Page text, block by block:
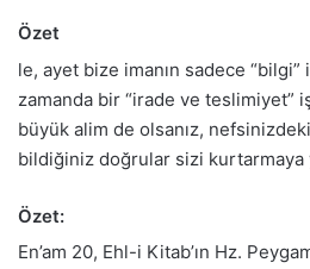
Özet
le, ayet bize imanın sadece “bilgi”
zamanda bir “irade ve teslimiyet”
büyük alim de olsanız,
bildiğiniz doğrular sizi kurtarmaya
Özet:
En’am 20, Ehl-i Kitab’ın Hz.